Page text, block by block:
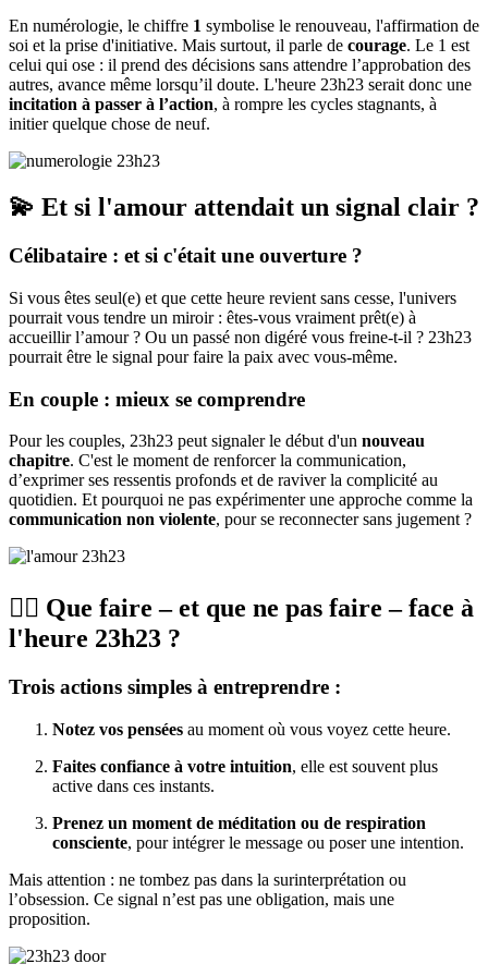
En numérologie, le chiffre 1 symbolise le renouveau, l'affirmation de
soi et la prise d'initiative. Mais surtout, il parle de courage. Le 1 est
celui qui ose : il prend des décisions sans attendre l’approbation des
autres, avance même lorsqu’il doute. L'heure 23h23 serait donc une
incitation à passer à l’action, à rompre les cycles stagnants, à
initier quelque chose de neuf.
💫 Et si l'amour attendait un signal clair ?
Célibataire : et si c'était une ouverture ?
Si vous êtes seul(e) et que cette heure revient sans cesse, l'univers
pourrait vous tendre un miroir : êtes-vous vraiment prêt(e) à
accueillir l’amour ? Ou un passé non digéré vous freine-t-il ? 23h23
pourrait être le signal pour faire la paix avec vous-même.
En couple : mieux se comprendre
Pour les couples, 23h23 peut signaler le début d'un nouveau
chapitre. C'est le moment de renforcer la communication,
d’exprimer ses ressentis profonds et de raviver la complicité au
quotidien. Et pourquoi ne pas expérimenter une approche comme la
communication non violente, pour se reconnecter sans jugement ?
🧘‍♀️ Que faire – et que ne pas faire – face à
l'heure 23h23 ?
Trois actions simples à entreprendre :
Notez vos pensées au moment où vous voyez cette heure.
Faites confiance à votre intuition, elle est souvent plus
active dans ces instants.
Prenez un moment de méditation ou de respiration
consciente, pour intégrer le message ou poser une intention.
Mais attention : ne tombez pas dans la surinterprétation ou
l’obsession. Ce signal n’est pas une obligation, mais une
proposition.